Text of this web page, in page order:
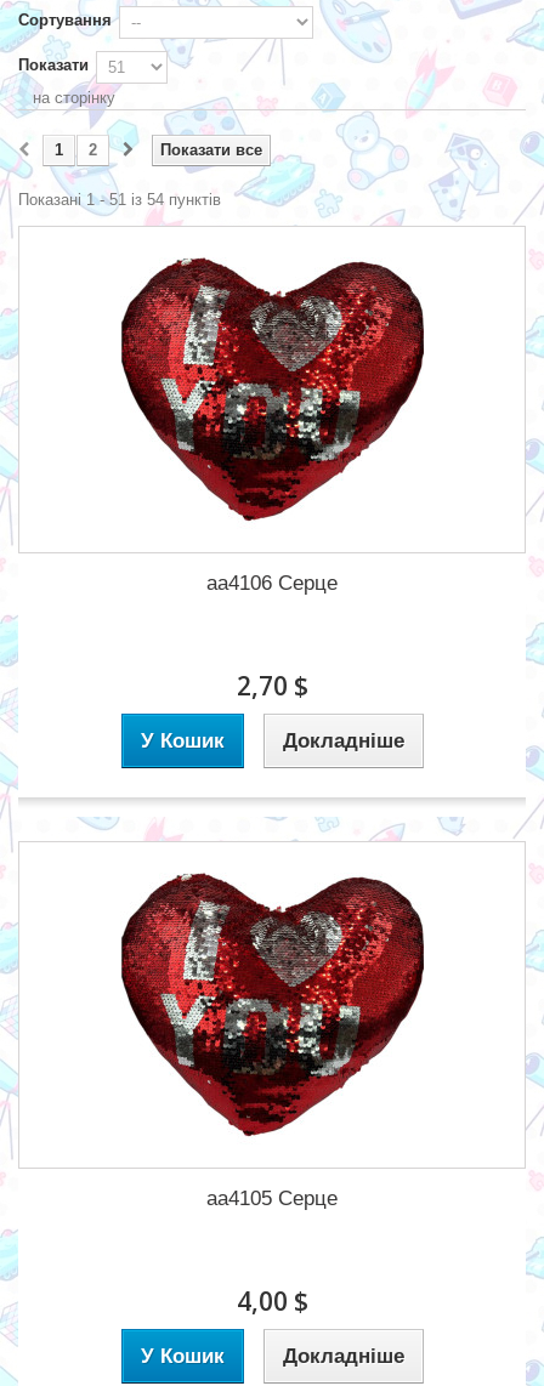
Сортування
Показати
на сторінку
Показати все
1 2
Показані 1 - 51 із 54 пунктів
aa4106 Серце
2,70 $
У Кошик Докладніше
aa4105 Серце
4,00 $
У Кошик Докладніше